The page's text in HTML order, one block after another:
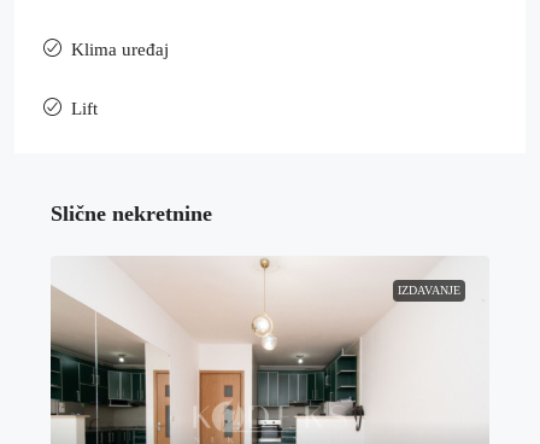
Klima uređaj
Lift
Slične nekretnine
IZDAVANJE